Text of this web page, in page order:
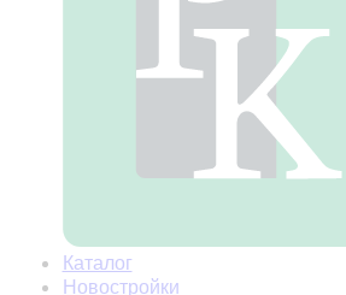
Каталог
Новостройки